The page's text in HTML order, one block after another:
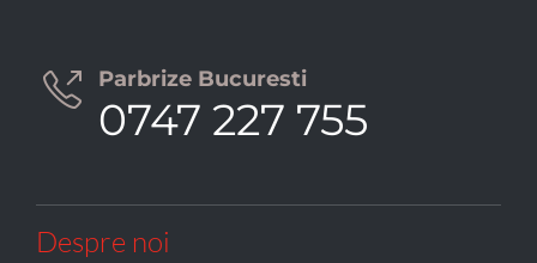
 Parbrize Bucuresti
0747 227 755
Despre noi